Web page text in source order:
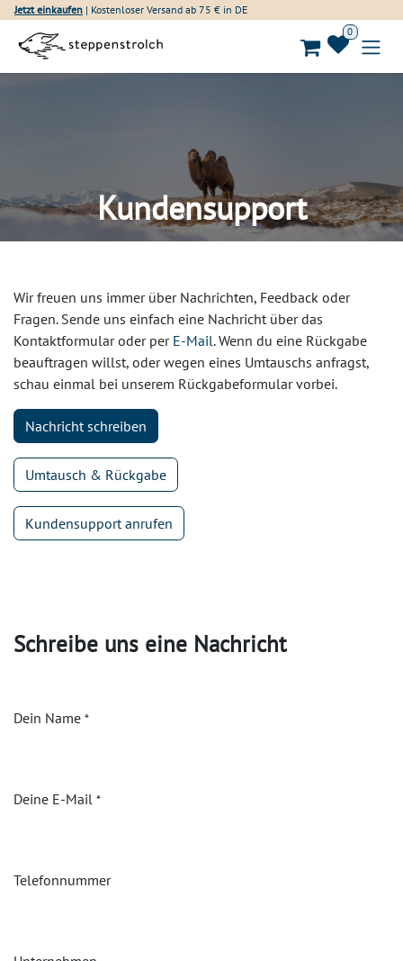
Zum Inhalt springen
Jetzt einkaufen | Kostenloser Versand ab 75 € in DE
0
Kundensupport
Wir freuen uns immer über Nachrichten, Feedback oder
Fragen. Sende uns einfach eine Nachricht über das
Kontaktformular oder per E-Mail. Wenn du eine Rückgabe
beauftragen willst, oder wegen eines Umtauschs anfragst,
schau einmal bei unserem Rückgabeformular vorbei.
Nachricht schreiben
Umtausch & Rückgabe
Kundensupport anrufen
Schreibe uns eine Nachricht
Dein Name *
Deine E-Mail *
Telefonnummer